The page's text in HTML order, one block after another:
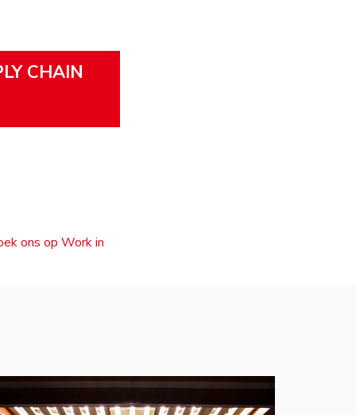
CHAIN
ons op Work in